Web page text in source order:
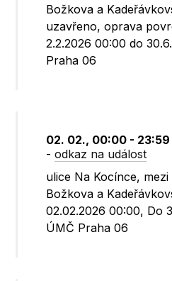
Božkova a
uzavřeno, oprava
2.2.2026 00:00 do
Praha 06
02. 02., 00:00 - 23:59
-odkaz na událost
ulice Na Kocínce,
Božkova a
02.02.2026 00:00, Do
ÚMČ Praha 06